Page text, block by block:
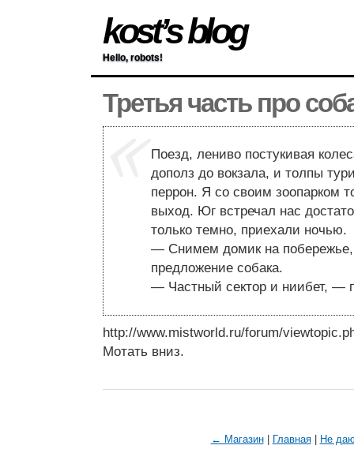
kost’s blog
Hello, robots!
Третья часть про
Поезд, лениво постукивая
дополз до вокзала, и толпы
перрон. Я со своим зоопарком
выход. Юг встречал нас
только темно, приехали ночью.
— Снимем домик на
предложение собака.
— Частный сектор и ниибет, —
http://www.mistworld.ru/forum/
Мотать вниз.
← Магазин| Главная| Не